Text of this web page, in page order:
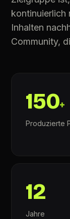
kontinuierlich
Inhalten
Community,
150+
Produzierte
12
Jahre